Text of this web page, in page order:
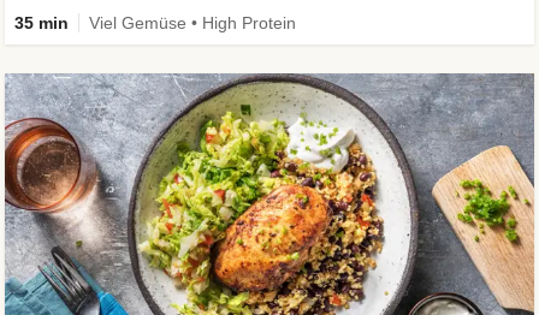
35 min Viel Gemüse • High Protein